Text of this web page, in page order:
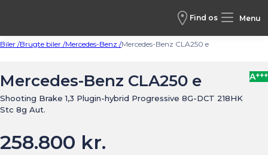
Find os Menu
Biler /Brugte biler /Mercedes-Benz /Mercedes-Benz CLA250 e
Mercedes-Benz CLA250 e
Shooting Brake 1,3 Plugin-hybrid Progressive 8G-DCT 218HK
Stc 8g Aut.
A+++
258.800 kr.